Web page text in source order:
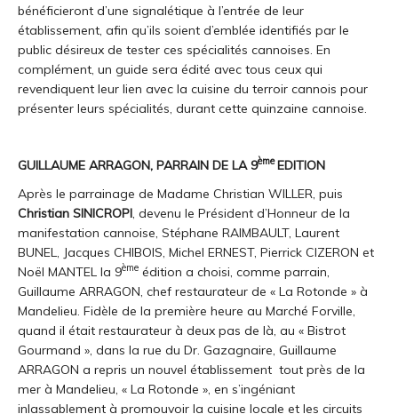
bénéficieront d’une signalétique à l’entrée de leur
établissement, afin qu’ils soient d’emblée identifiés par le
public désireux de tester ces spécialités cannoises. En
complément, un guide sera édité avec tous ceux qui
revendiquent leur lien avec la cuisine du terroir cannois pour
présenter leurs spécialités, durant cette quinzaine cannoise.
GUILLAUME ARRAGON, PARRAIN DE LA 9èmeEDITION
Après le parrainage de Madame Christian WILLER, puis
Christian SINICROPI, devenu le Président d’Honneur de la
manifestation cannoise, Stéphane RAIMBAULT, Laurent
BUNEL, Jacques CHIBOIS, Michel ERNEST, Pierrick CIZERON et
Noël MANTEL la 9ème édition a choisi, comme parrain,
Guillaume ARRAGON, chef restaurateur de « La Rotonde » à
Mandelieu. Fidèle de la première heure au Marché Forville,
quand il était restaurateur à deux pas de là, au « Bistrot
Gourmand », dans la rue du Dr. Gazagnaire, Guillaume
ARRAGON a repris un nouvel établissement tout près de la
mer à Mandelieu, « La Rotonde », en s’ingéniant
inlassablement à promouvoir la cuisine locale et les circuits